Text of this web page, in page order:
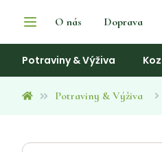
O nás Doprava
Potraviny & Výživa
Potraviny & Výživa